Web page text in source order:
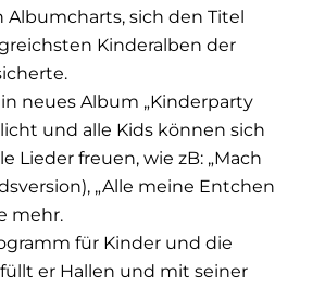
sich den Titel
Kinderalben der
neues Album „Kinderparty
und alle Kids können sich
Lieder freuen, wie zB: „Mach
„Alle meine Entchen
mehr.
für Kinder und die
er Hallen und mit seiner